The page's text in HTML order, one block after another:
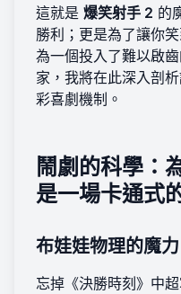
這就是 爆笑射手 2 的
勝利；更是為了讓你
為一個投入了難以啟
家，我將在此深入剖
彩喜劇機制。
鬧劇的科學：
是一場卡通式
布娃娃物理的魔力
忘掉《決勝時刻》中